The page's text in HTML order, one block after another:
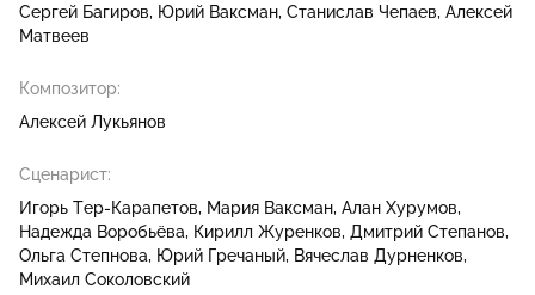
Сергей Багиров
Юрий Ваксман Станислав Чепаев Алексей
Матвеев
Композитор:
Алексей Лукьянов
Сценарист:
Игорь Тер-Карапетов
Мария Ваксман Алан Хурумов
Надежда Воробьёва Кирилл Журенков Дмитрий Степанов
Ольга Степнова Юрий Гречаный Вячеслав Дурненков
Михаил Соколовский